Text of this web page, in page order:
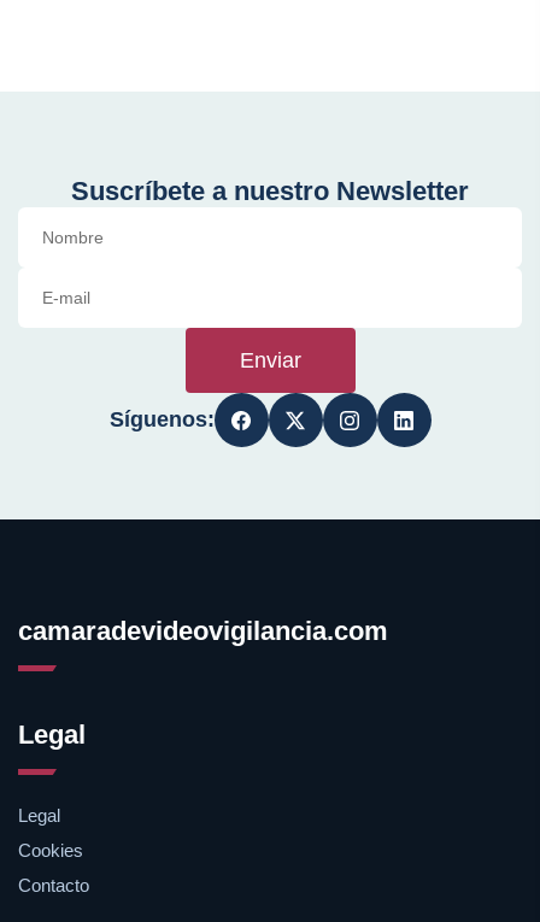
Suscríbete a nuestro Newsletter
Enviar
Síguenos:
camaradevideovigilancia.com
Legal
Legal
Cookies
Contacto